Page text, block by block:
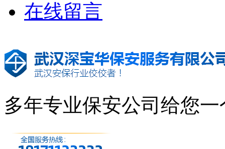
在线留言
多年专业保安公司 给您一